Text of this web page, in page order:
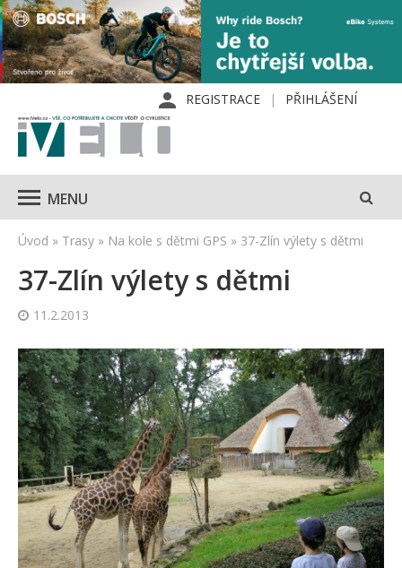
REGISTRACE PŘIHLÁŠENÍ
MENU
Úvod » Trasy » Na kole s dětmi GPS » 37-Zlín výlety s dětmi
37-Zlín výlety s dětmi
11.2.2013